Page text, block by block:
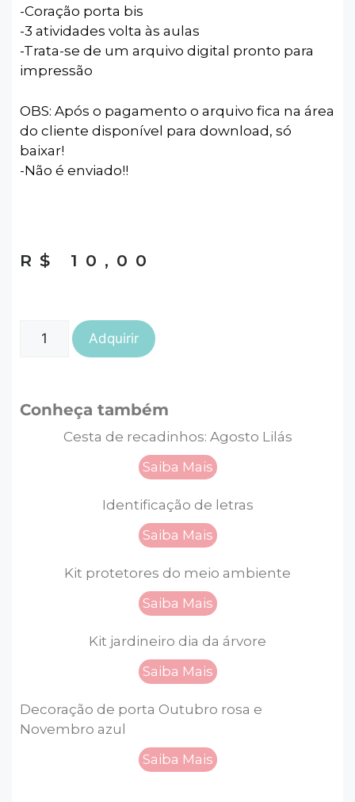
-Coração porta bis
-3 atividades volta às aulas
-Trata-se de um arquivo digital pronto para
impressão
OBS: Após o pagamento o arquivo fica na área
do cliente disponível para download, só
baixar!
-Não é enviado!!
R$ 10,00
Adquirir
Conheça também
Cesta de recadinhos: Agosto Lilás
Saiba Mais
Identificação de letras
Saiba Mais
Kit protetores do meio ambiente
Saiba Mais
Kit jardineiro dia da árvore
Saiba Mais
Decoração de porta Outubro rosa e
Novembro azul
Saiba Mais